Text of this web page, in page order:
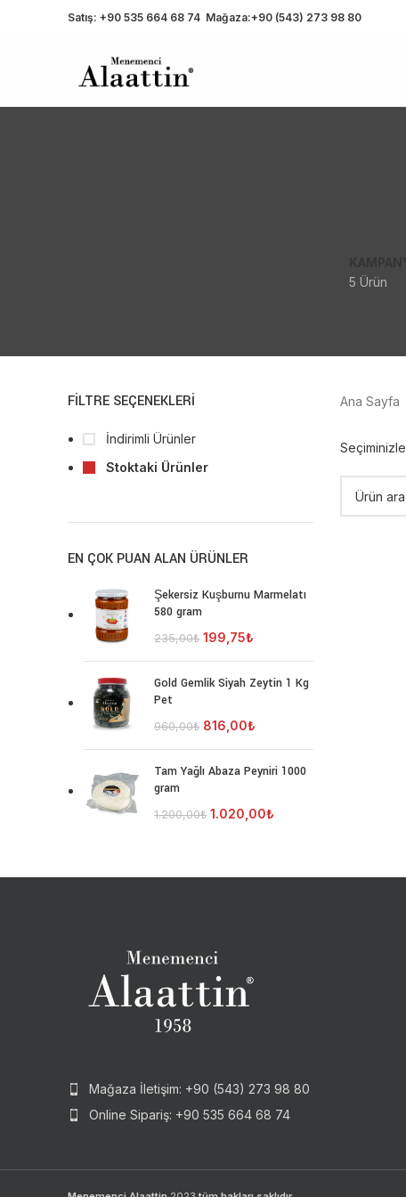
Satış: +90 535 664 68 74 Mağaza:+90 (543) 273 98 80
5 Ürün
FILTRE SEÇENEKLERI
İndirimli Ürünler
Stoktaki Ürünler
EN ÇOK PUAN ALAN ÜRÜNLER
Şekersiz Kuşburnu Marmelatı
580 gram
235,00₺ 199,75₺
Gold Gemlik Siyah Zeytin 1 Kg
Pet
960,00₺ 816,00₺
Tam Yağlı Abaza Peyniri 1000
gram
1.200,00₺ 1.020,00₺
Ana Sayfa
Mağaza İletişim: +90 (543) 273 98 80
Online Sipariş: +90 535 664 68 74